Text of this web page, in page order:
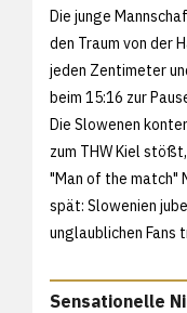
Die junge
den Traum von der
jeden Zentimeter
beim 15:16 zur
Die Slowenen
zum THW Kiel
"Man of the match"
spät: Slowenien
unglaublichen Fans
Sensationelle